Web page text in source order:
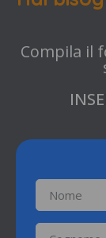
Compila il